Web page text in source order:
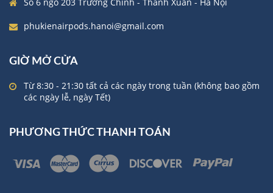
phukienairpods.hanoi@gmail.com
GIỜ MỞ CỬA
Từ 8:30 - 21:30 tất cả các ngày trong tuần (không bao gồm
các ngày lễ, ngày Tết)
PHƯƠNG THỨC THANH TOÁN